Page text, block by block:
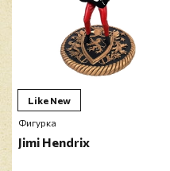
Like New
Фигурка
Jimi Hendrix